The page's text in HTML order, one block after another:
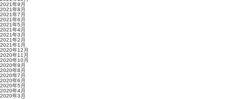
2021年9月
2021年8月
2021年7月
2021年6月
2021年5月
2021年4月
2021年3月
2021年2月
2021年1月
2020年12月
2020年11月
2020年10月
2020年9月
2020年8月
2020年7月
2020年6月
2020年5月
2020年4月
2020年3月